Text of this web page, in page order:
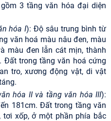
3 tầng văn hóa đại diện
hóa I): Độ sâu trung bình từ
văn hoá màu nâu đen, màu
màu đen lẫn cát mịn, thành
Đất trong tầng văn hoá cứng
tro, xương động vật, di vật
hóa II và tầng văn hóa III):
181cm. Đất trong tầng văn
tơi xốp, ở một phần phía bắc